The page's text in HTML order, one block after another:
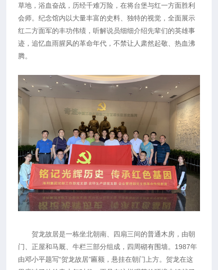
草地，浴血奋战，历经千难万险，在将台堡与红一方面胜利
会师。纪念馆内以大量丰富的史料、独特的视觉，全面展示
红二方面军的丰功伟绩，听解说员细细介绍先辈们的英雄事
迹，追忆血雨腥风的革命年代，不禁让人肃然起敬、热血沸
腾。
贺龙故居是一栋坐北朝南、四扇三间的普通木房，由朝
门、正屋和马厩、牛栏三部分组成，四周砌有围墙。1987年
由邓小平题写“贺龙故居”匾额，悬挂在朝门上方。贺龙在这